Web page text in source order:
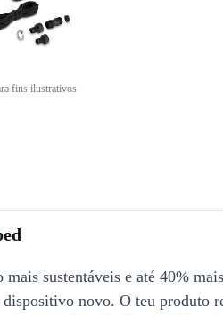
fins ilustrativos
sustentáveis e até 40%
novo. O teu produto